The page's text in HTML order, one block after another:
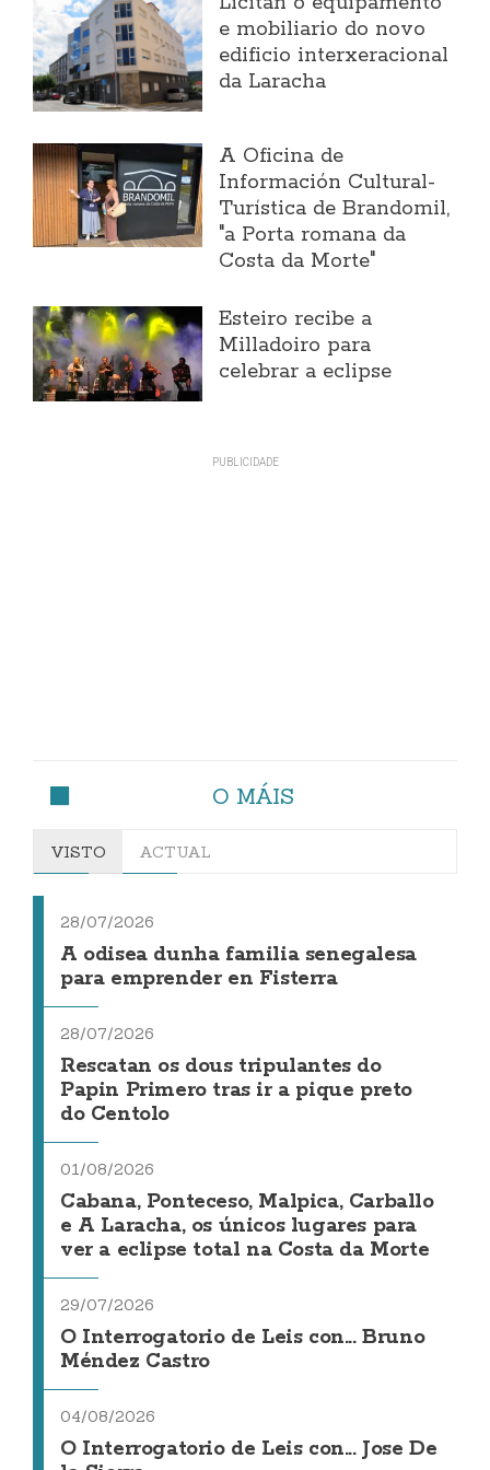
e mobiliario do novo
edificio interxeracional
da Laracha
A Oficina de
Información Cultural-
Turística de Brandomil,
"a Porta romana da
Costa da Morte"
Esteiro recibe a
Milladoiro para
celebrar a eclipse
O MÁIS
VISTO ACTUAL
28/07/2026
A odisea dunha familia senegalesa
para emprender en Fisterra
28/07/2026
Rescatan os dous tripulantes do
Papin Primero tras ir a pique preto
do Centolo
01/08/2026
Cabana, Ponteceso, Malpica, Carballo
e A Laracha, os únicos lugares para
ver a eclipse total na Costa da Morte
29/07/2026
O Interrogatorio de Leis con... Bruno
Méndez Castro
04/08/2026
O Interrogatorio de Leis con... Jose De